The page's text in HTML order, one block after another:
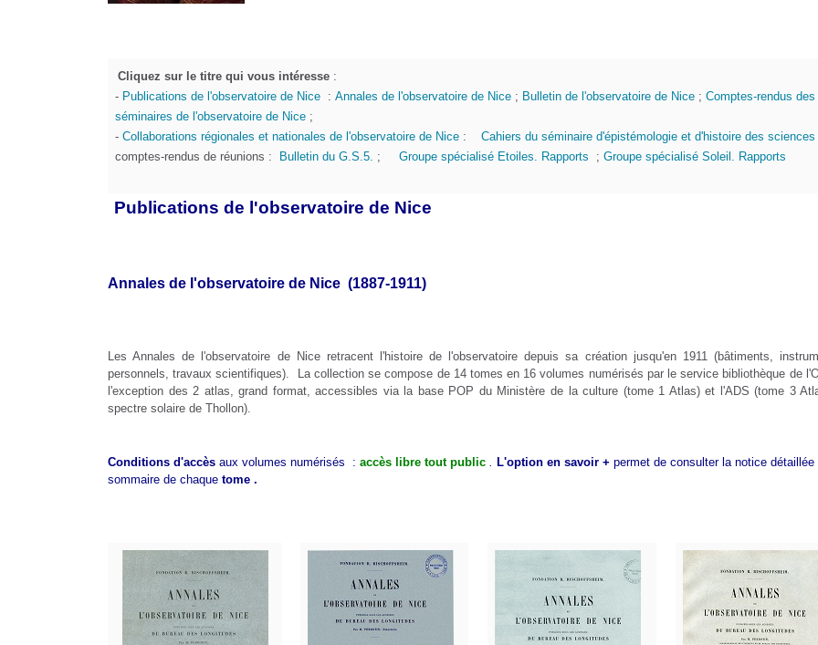
Cliquez sur le titre qui vous intéresse :
- Publications de l'observatoire de Nice : Annales de l'observatoire de Nice ; Bulletin de l'observatoire de Nice ; Comptes-rendus des
séminaires de l'observatoire de Nice ;
- Collaborations régionales et nationales de l'observatoire de Nice :
Cahiers du séminaire d'épistémologie et d'histoire des sciences
comptes-rendus de réunions :
Bulletin du G.S.5. ; Groupe spécialisé Etoiles. Rapports ; Groupe spécialisé Soleil. Rapports
Publications de l'observatoire de Nice
Annales de l'observatoire de Nice (1887-1911)
Les Annales de l'observatoire de Nice retracent l'histoire de l'observatoire depuis sa création jusqu'en 1911 (bâtiments,
personnels, travaux scientifiques). La collection se compose de 14 tomes en 16 volumes numérisés par le service bibliothèque de
l'exception des 2 atlas, grand format, accessibles via la base POP du Ministère de la culture (tome 1 Atlas) et l'ADS (tome 3
spectre solaire de Thollon).
Conditions d'accès aux volumes numérisés : accès libre tout public . L'option en savoir + permet de consulter la notice détaillée
sommaire de chaque tome .